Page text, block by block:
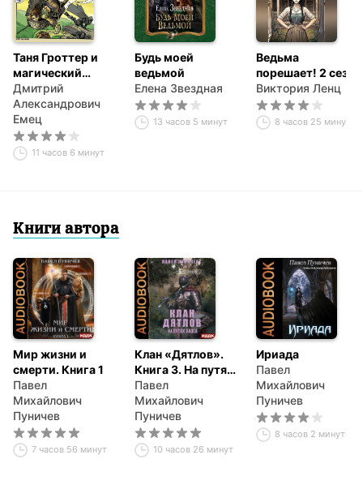
Таня Гроттер и
магический
контрабас
Дмитрий
Александрович
Емец
11 часов 6 минут
Будь моей
ведьмой
Елена Звездная
13 часов 5 минут
Ведьма
порешает! 2 сезон
Виктория Ленц
8 часов 25 минут
Книги автора
Мир жизни и
смерти. Книга 1
Павел
Михайлович
Пуничев
7 часов 56 минут
Клан «Дятлов».
Книга 3. На путях
Хаоса
Павел
Михайлович
Пуничев
10 часов 26 минут
Ириада
Павел
Михайлович
Пуничев
8 часов 2 минуты